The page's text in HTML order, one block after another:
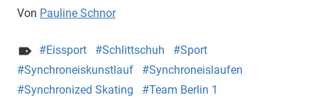
Von Pauline Schnor
Eissport Schlittschuh
Sport
Synchroneiskunstlauf
Synchroneislaufen
Synchronized Skating
Team Berlin 1